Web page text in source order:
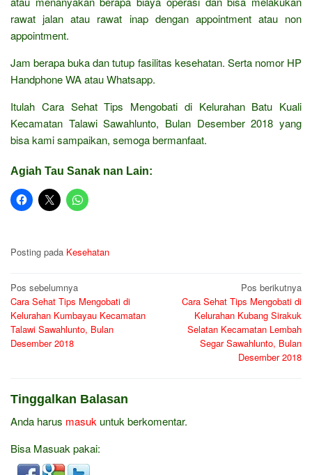
rawat jalan atau rawat inap dengan appointment atau non
appointment.
Jam berapa buka dan tutup fasilitas kesehatan. Serta nomor HP
Handphone WA atau Whatsapp.
Itulah Cara Sehat Tips Mengobati di Kelurahan Batu Kuali
Kecamatan Talawi Sawahlunto, Bulan Desember 2018 yang
bisa kami sampaikan, semoga bermanfaat.
Agiah Tau Sanak nan Lain:
Posting pada Kesehatan
Navigasi
pos
Pos sebelumnya
Cara Sehat Tips Mengobati di
Kelurahan Kumbayau Kecamatan
Talawi Sawahlunto, Bulan
Desember 2018
Pos berikutnya
Cara Sehat Tips Mengobati di
Kelurahan Kubang Sirakuk
Selatan Kecamatan Lembah
Segar Sawahlunto, Bulan
Desember 2018
Tinggalkan Balasan
Anda harus masuk untuk berkomentar.
Bisa Masuak pakai: